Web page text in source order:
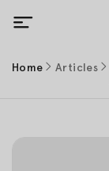
Home Articles